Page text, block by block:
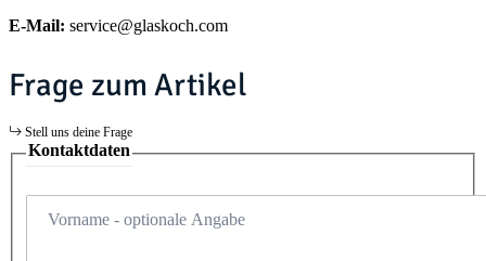
E-Mail: service@glaskoch.com
Frage zum Artikel
Stell uns deine Frage
Kontaktdaten
Vorname - optionale Angabe